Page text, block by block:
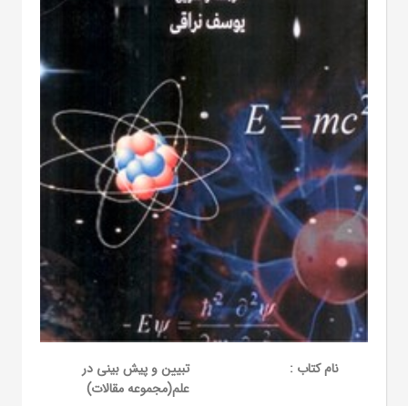
نام کتاب :
تبیین و پیش بینی در
علم(مجموعه مقالات)